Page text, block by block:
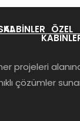
KABINLER ÖZEL
projeleri
çözümler